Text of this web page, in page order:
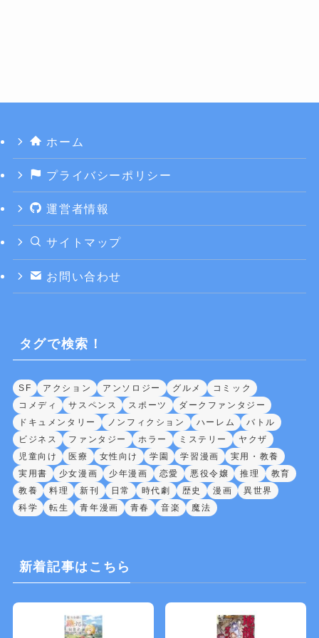
ホーム
プライバシーポリシー
運営者情報
サイトマップ
お問い合わせ
タグで検索！
SF アクション アンソロジー グルメ
コミック
コメディ
サスペンス スポーツ
ダークファンタジー
ドキュメンタリー
ノンフィクション ハーレム
バトル
ビジネス
ファンタジー ホラー ミステリー
ヤクザ
児童向け
医療 女性向け 学園 学習漫画
実用・教養
実用書
少女漫画 少年漫画 恋愛 悪役令嬢 推理
教育
教養
料理 新刊 日常 時代劇 歴史 漫画
異世界
科学
転生 青年漫画 青春 音楽 魔法
新着記事はこちら